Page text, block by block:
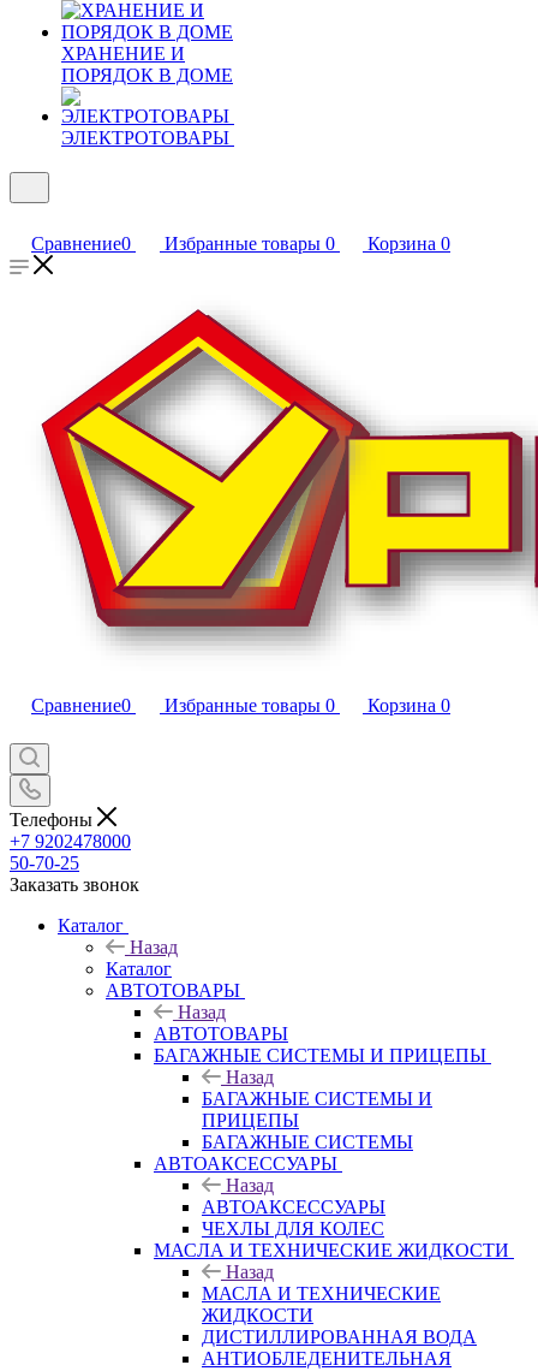
ХРАНЕНИЕ И
ПОРЯДОК В ДОМЕ
ЭЛЕКТРОТОВАРЫ
Сравнение0 Избранные товары 0 Корзина 0
Сравнение0 Избранные товары 0 Корзина 0
Телефоны
+7 9202478000
50-70-25
Заказать звонок
Каталог
Назад
Каталог
АВТОТОВАРЫ
Назад
АВТОТОВАРЫ
БАГАЖНЫЕ СИСТЕМЫ И ПРИЦЕПЫ
Назад
БАГАЖНЫЕ СИСТЕМЫ И
ПРИЦЕПЫ
БАГАЖНЫЕ СИСТЕМЫ
АВТОАКСЕССУАРЫ
Назад
АВТОАКСЕССУАРЫ
ЧЕХЛЫ ДЛЯ КОЛЕС
МАСЛА И ТЕХНИЧЕСКИЕ ЖИДКОСТИ
Назад
МАСЛА И ТЕХНИЧЕСКИЕ
ЖИДКОСТИ
ДИСТИЛЛИРОВАННАЯ ВОДА
АНТИОБЛЕДЕНИТЕЛЬНАЯ